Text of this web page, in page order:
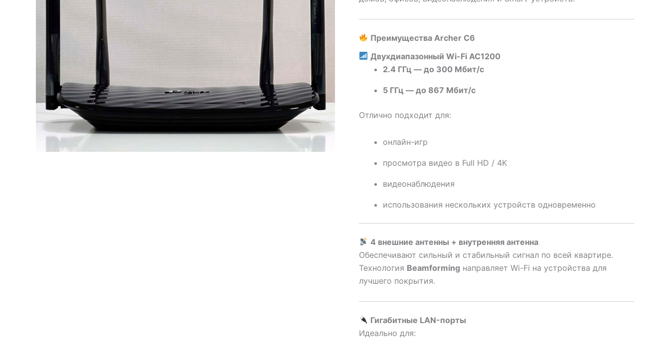
Преимущества Archer C6
Двухдиапазонный Wi-Fi AC1200
2.4 ГГц — до 300 Мбит/с
5 ГГц — до 867 Мбит/с
Отлично подходит для:
онлайн-игр
просмотра видео в Full HD / 4K
видеонаблюдения
использования нескольких устройств одновременно
4 внешние антенны + внутренняя антенна
Обеспечивают сильный и стабильный сигнал по всей квартире.
Технология Beamforming направляет Wi-Fi на устройства для
лучшего покрытия.
Гигабитные LAN-порты
Идеально для: